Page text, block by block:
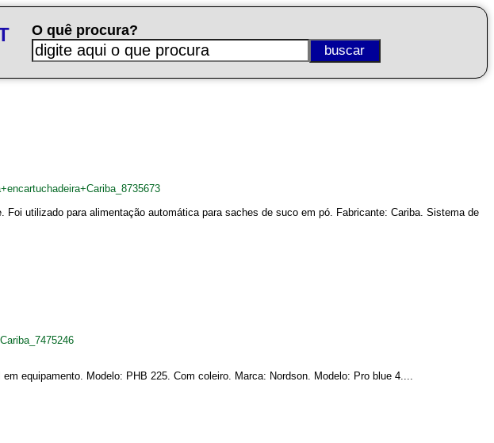
O quê procura?
utilizado para alimentação automática para saches de suco em pó. Fabricante: Cariba. Sistema de
equipamento. Modelo: PHB 225. Com coleiro. Marca: Nordson. Modelo: Pro blue 4....